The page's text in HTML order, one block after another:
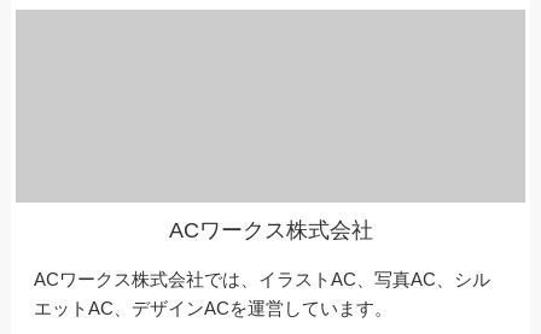
ACワークス株式会社
ACワークス株式会社では、イラストAC、写真AC、シル
エットAC、デザインACを運営しています。